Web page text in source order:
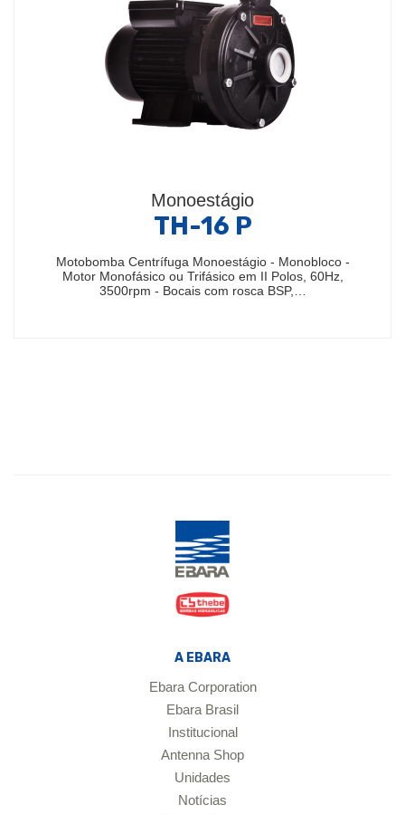
Monoestágio
TH-16 P
Motobomba Centrífuga Monoestágio - Monobloco -
Motor Monofásico ou Trifásico em II Polos, 60Hz,
3500rpm - Bocais com rosca BSP,…
A EBARA
Ebara Corporation
Ebara Brasil
Institucional
Antenna Shop
Unidades
Notícias